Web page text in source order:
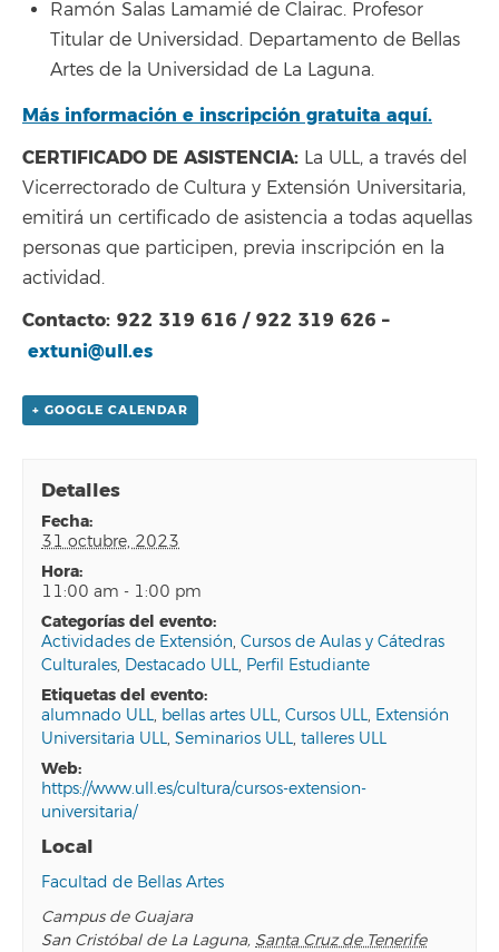
Ramón Salas Lamamié de Clairac. Profesor
Titular de Universidad. Departamento de Bellas
Artes de la Universidad de La Laguna.
Más información e inscripción gratuita aquí.
CERTIFICADO DE ASISTENCIA: La ULL, a través del
Vicerrectorado de Cultura y Extensión Universitaria,
emitirá un certificado de asistencia a todas aquellas
personas que participen, previa inscripción en la
actividad.
Contacto: 922 319 616 / 922 319 626 –
extuni@ull.es
+ GOOGLE CALENDAR
Detalles
fecha:
31 octubre, 2023
hora:
11:00 am - 1:00 pm
categorías del evento:
Actividades de Extensión,Cursos de Aulas y Cátedras
Culturales, Destacado ULL, Perfil Estudiante
etiquetas del evento:
alumnado ULL, bellas artes ULL,Cursos ULL, Extensión
Universitaria ULL,Seminarios ULL,talleres ULL
web:
https://www.ull.es/cultura/cursos-extension-
universitaria/
Local
Facultad de Bellas Artes
Campus de Guajara
San Cristóbal de La Laguna, Santa Cruz de Tenerife